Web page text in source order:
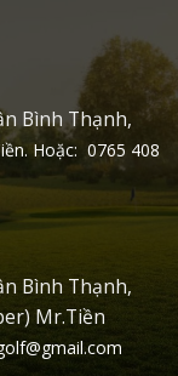
Bình Thạnh,
Hoặc: 0765 408
Bình Thạnh,
Mr.Tiền